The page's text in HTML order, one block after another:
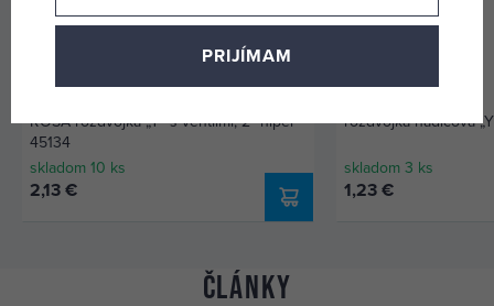
ROSA rozdvojka „Y“ s ventilmi, 2* nipel
45134
skladom 10 ks
2,13 €
rozdvojka hadicová
skladom 3 ks
1,23 €
Články
PRIJÍMAM